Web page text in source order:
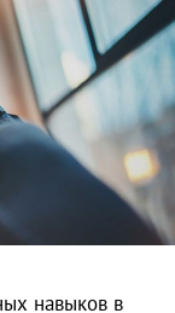
навыков в